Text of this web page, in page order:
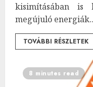
kisimításában is
megújuló
TOVÁBBI RÉSZLETEK
8 minutes read